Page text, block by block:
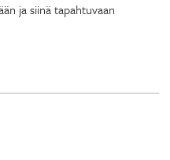
ja siinä tapahtuvaan